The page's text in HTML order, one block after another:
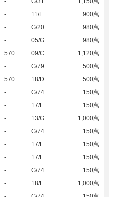
- 11/E
900萬
- G/20
980萬
- 05/G
980萬
570 09/C
1,120萬
- G/79
500萬
570 18/D
500萬
- G/74
150萬
- 17/F
150萬
- 13/G
1,000萬
- G/74
150萬
- 17/F
150萬
- 17/F
150萬
- G/74
150萬
- 18/F
1,000萬